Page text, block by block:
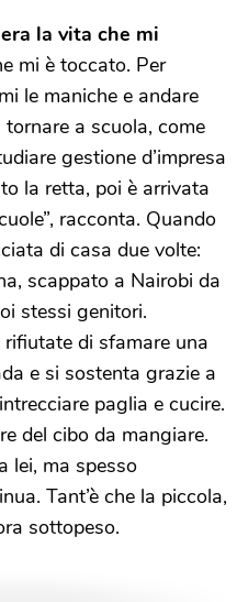
la vita che mi
mi è toccato. Per
le maniche e andare
a scuola, come
gestione d’impresa
la retta, poi è arrivata
racconta. Quando
di casa due volte:
scappato a Nairobi da
stessi genitori.
di sfamare una
e si sostenta grazie a
paglia e cucire.
del cibo da mangiare.
lei, ma spesso
Tant’è che la piccola,
sottopeso.